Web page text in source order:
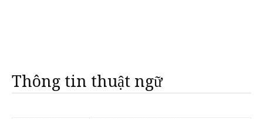
Thông tin thuật ngữ